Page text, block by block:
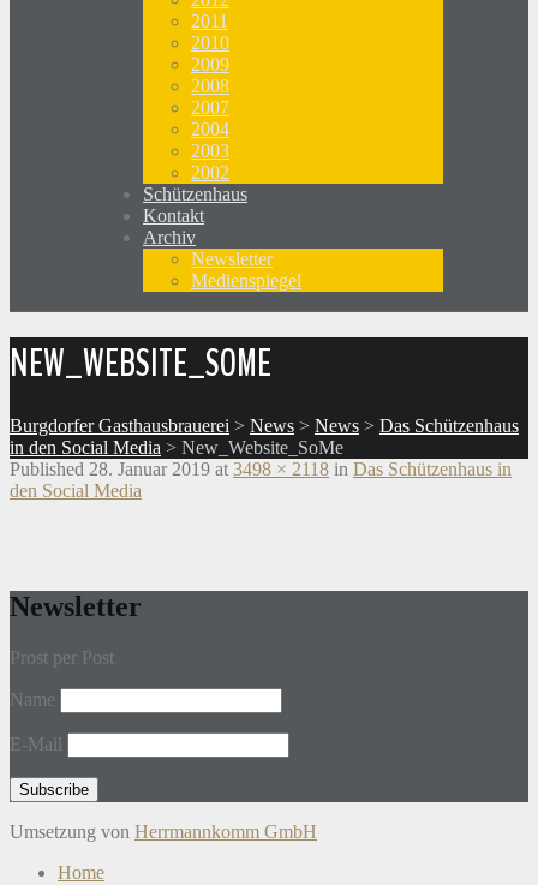
2011
2010
2009
2008
2007
2004
2003
2002
Schützenhaus
Kontakt
Archiv
Newsletter
Medienspiegel
NEW_WEBSITE_SOME
Burgdorfer Gasthausbrauerei > News > News > Das Schützenhaus
in den Social Media > New_Website_SoMe
Published 28. Januar 2019 at 3498 × 2118 in Das Schützenhaus in
den Social Media
Newsletter
Prost per Post
Name
E-Mail
Umsetzung von Herrmannkomm GmbH
Home